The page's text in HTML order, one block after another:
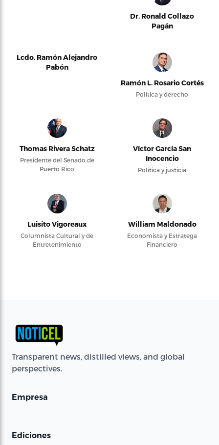
Dr. Ronald Collazo
Pagán
Lcdo. Ramón Alejandro
Pabón
Ramón L. Rosario Cortés
Política y derecho
Thomas Rivera Schatz
Presidente del Senado de
Puerto Rico
Víctor García San
Inocencio
Política y justicia
Luisito Vigoreaux
Columnista Cultural y de
Entretenimiento
William Maldonado
Economista y Estratega
Financiero
Transparent news, distilled views, and global
perspectives.
Empresa
Ediciones